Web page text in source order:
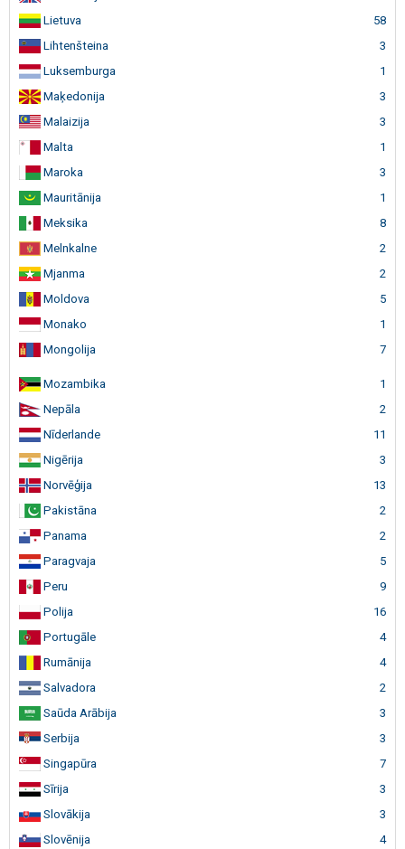
Lietuva
58
Lihtenšteina
3
Luksemburga
1
Maķedonija
3
Malaizija
3
Malta
1
Maroka
3
Mauritānija
1
Meksika
8
Melnkalne
2
Mjanma
2
Moldova
5
Monako
1
Mongolija
7
Mozambika
1
Nepāla
2
Nīderlande
11
Nigērija
3
Norvēģija
13
Pakistāna
2
Panama
2
Paragvaja
5
Peru
9
Polija
16
Portugāle
4
Rumānija
4
Salvadora
2
Saūda Arābija
3
Serbija
3
Singapūra
7
Sīrija
3
Slovākija
3
Slovēnija
4